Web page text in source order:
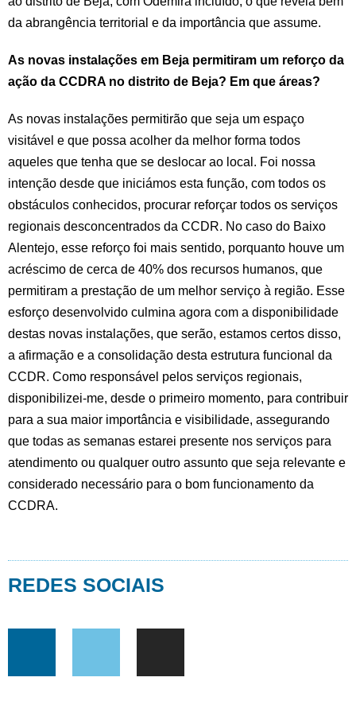
da abrangência territorial e da importância que assume.
As novas instalações em Beja permitiram um reforço da
ação da CCDRA no distrito de Beja? Em que áreas?
As novas instalações permitirão que seja um espaço
visitável e que possa acolher da melhor forma todos
aqueles que tenha que se deslocar ao local. Foi nossa
intenção desde que iniciámos esta função, com todos os
obstáculos conhecidos, procurar reforçar todos os serviços
regionais desconcentrados da CCDR. No caso do Baixo
Alentejo, esse reforço foi mais sentido, porquanto houve um
acréscimo de cerca de 40% dos recursos humanos, que
permitiram a prestação de um melhor serviço à região. Esse
esforço desenvolvido culmina agora com a disponibilidade
destas novas instalações, que serão, estamos certos disso,
a afirmação e a consolidação desta estrutura funcional da
CCDR. Como responsável pelos serviços regionais,
disponibilizei-me, desde o primeiro momento, para contribuir
para a sua maior importância e visibilidade, assegurando
que todas as semanas estarei presente nos serviços para
atendimento ou qualquer outro assunto que seja relevante e
considerado necessário para o bom funcionamento da
CCDRA.
REDES SOCIAIS